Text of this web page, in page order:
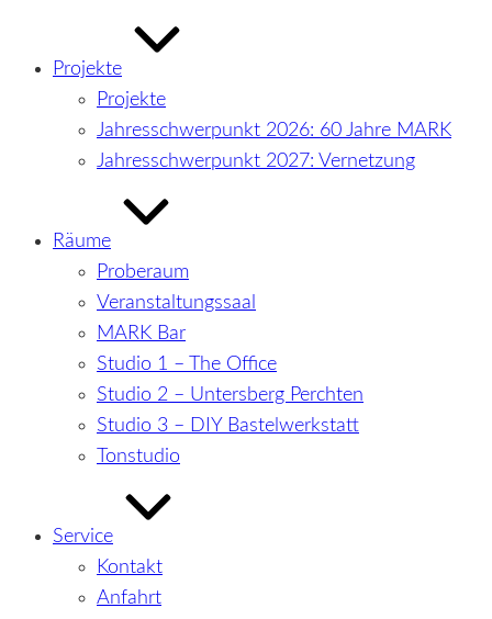
Projekte
Projekte
Jahresschwerpunkt 2026: 60 Jahre MARK
Jahresschwerpunkt 2027: Vernetzung
Räume
Proberaum
Veranstaltungssaal
MARK Bar
Studio 1 – The Office
Studio 2 – Untersberg Perchten
Studio 3 – DIY Bastelwerkstatt
Tonstudio
Service
Kontakt
Anfahrt